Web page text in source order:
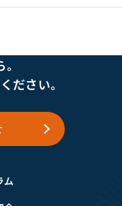
ム
ださい。